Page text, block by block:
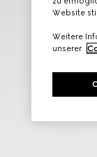
Website
Weitere
unserer